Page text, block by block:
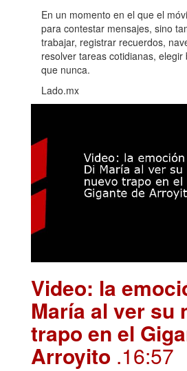
En un momento en el que el
para contestar mensajes, sino
trabajar, registrar recuerdos,
resolver tareas cotidianas,
que nunca.
Lado.mx
Video: la
María al ver su
trapo en el
Arroyito .16:57